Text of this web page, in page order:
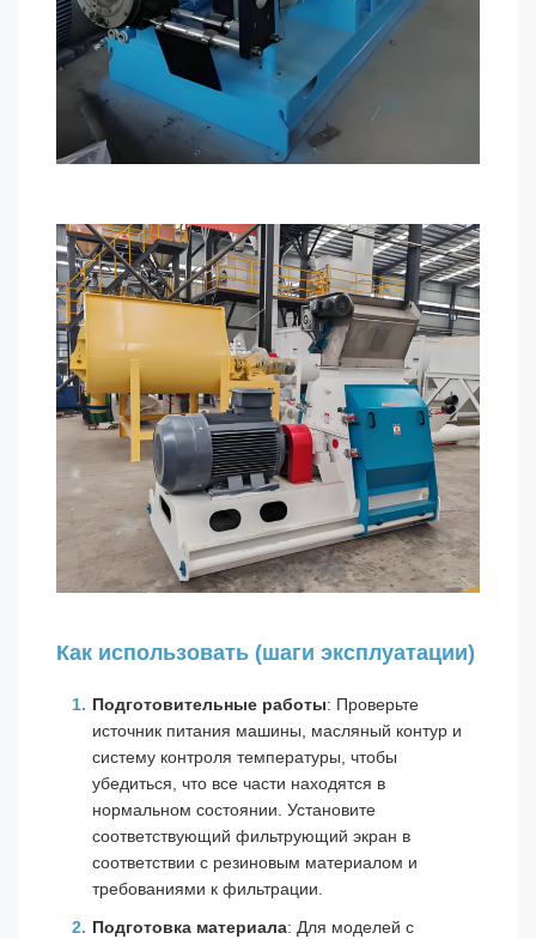
Как использовать (шаги эксплуатации)
Подготовительные работы: Проверьте
источник питания машины, масляный контур и
систему контроля температуры, чтобы
убедиться, что все части находятся в
нормальном состоянии. Установите
соответствующий фильтрующий экран в
соответствии с резиновым материалом и
требованиями к фильтрации.
Подготовка материала: Для моделей с